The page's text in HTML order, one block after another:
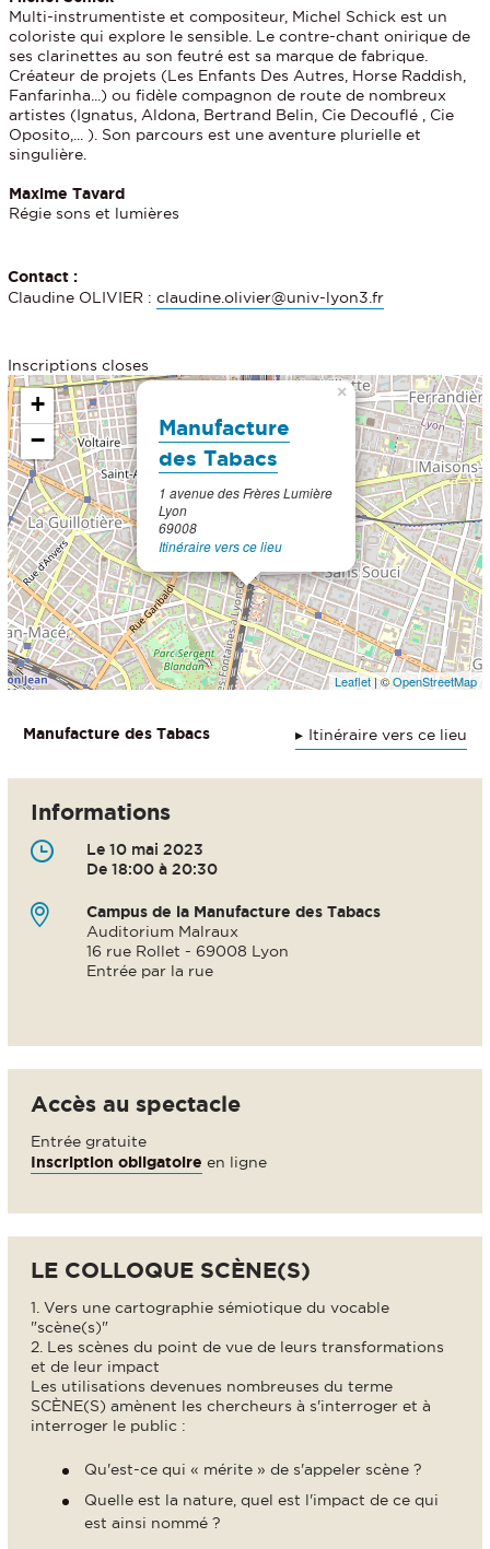
Multi-instrumentiste et compositeur, Michel Schick est un
coloriste qui explore le sensible. Le contre-chant onirique de
ses clarinettes au son feutré est sa marque de fabrique.
Créateur de projets (Les Enfants Des Autres, Horse Raddish,
Fanfarinha...) ou fidèle compagnon de route de nombreux
artistes (Ignatus, Aldona, Bertrand Belin, Cie Decouflé , Cie
Oposito,... ). Son parcours est une aventure plurielle et
singulière.
Maxime Tavard
Régie sons et lumières
Contact :
Claudine OLIVIER : claudine.olivier@univ-lyon3.fr
Inscriptions closes
Manufacture
des Tabacs
1 avenue des Frères Lumière
Lyon
69008
Itinéraire vers ce lieu
×
+
−
Leaflet| ©OpenStreetMap
Itinéraire vers ce lieu
Manufacture des Tabacs
Informations
Le 10 mai 2023
De 18:00 à 20:30
Campus de la Manufacture des Tabacs
Auditorium Malraux
16 rue Rollet - 69008 Lyon
Entrée par la rue
Accès au spectacle
Entrée gratuite
Inscription obligatoire en ligne
LE COLLOQUE SCÈNE(S)
1. Vers une cartographie sémiotique du vocable
"scène(s)"
2. Les scènes du point de vue de leurs transformations
et de leur impact
Les utilisations devenues nombreuses du terme
SCÈNE(S) amènent les chercheurs à s'interroger et à
interroger le public :
Qu'est-ce qui « mérite » de s'appeler scène ?
Quelle est la nature, quel est l'impact de ce qui
est ainsi nommé ?